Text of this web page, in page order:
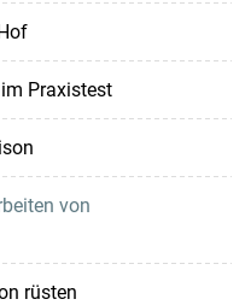
Praxistest
von
rüsten